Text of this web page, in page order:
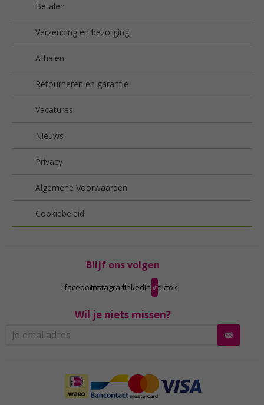
Betalen
Verzending en bezorging
Afhalen
Retourneren en garantie
Vacatures
Nieuws
Privacy
Algemene Voorwaarden
Cookiebeleid
Blijf ons volgen
facebookinstagramlinkedin tiktok
Wil je niets missen?